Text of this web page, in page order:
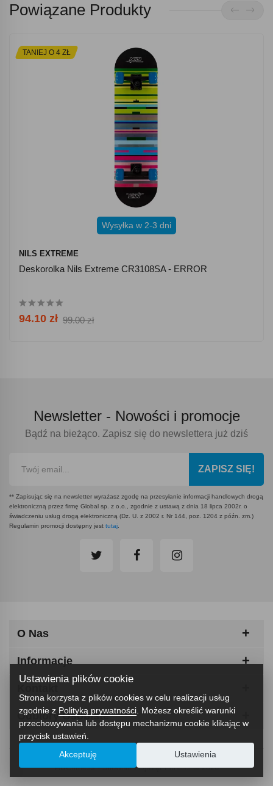
Powiązane Produkty
TANIEJ O 4 ZŁ
Wysyłka w 2-3 dni
NILS EXTREME
Deskorolka Nils Extreme CR3108SA - ERROR
94.10 zł 99.00 zł
Newsletter - Nowości i promocje
Bądź na bieżąco. Zapisz się do newslettera już dziś
ZAPISZ SIĘ!
** Zapisując się na newsletter wyrażasz zgodę na przesyłanie informacji handlowych drogą
elektroniczną przez firmę Global sp. z o.o., zgodnie z ustawą z dnia 18 lipca 2002r. o
świadczeniu usług drogą elektroniczną (Dz. U. z 2002 r. Nr 144, poz. 1204 z późn. zm.)
Regulamin promocji dostępny jest tutaj.
O Nas
Informacje
Odbiory Osobiste
ABCfitness - Siłownia I Sprzęt Fitness © 2026
Ustawienia plików cookie
Strona korzysta z plików cookies w celu realizacji usług
zgodnie z Polityką prywatności . Możesz określić warunki
przechowywania lub dostępu mechanizmu cookie klikając w
przycisk ustawień.
Akceptuję Ustawienia